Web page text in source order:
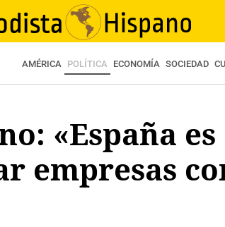
AMÉRICA POLÍTICA ECONOMÍA SOCIEDAD
«España
empresas